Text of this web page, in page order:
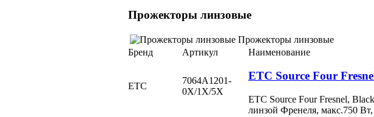
Прожекторы линзовые
Прожекторы линзовые
Бренд
Артикул Наименование
ETC
7064A1201-
0X/1X/5X
ETC Source Four
ETC Source Four Fresnel,
линзой Френеля, макс.750